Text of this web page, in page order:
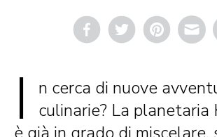
Email
I
n cerca di nuove
culinarie? La planetaria
è già in grado di miscelare,